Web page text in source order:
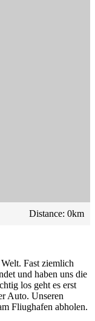
Distance: 0km
Fast ziemlich
und haben uns die
los geht es erst
Auto. Unseren
Fliughafen abholen.